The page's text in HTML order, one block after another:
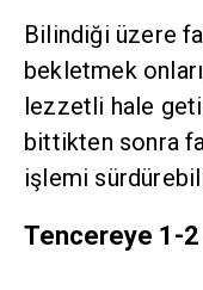
Bilindiği üzere
bekletmek
lezzetli hale
bittikten sonra
işlemi
Tencereye 1-